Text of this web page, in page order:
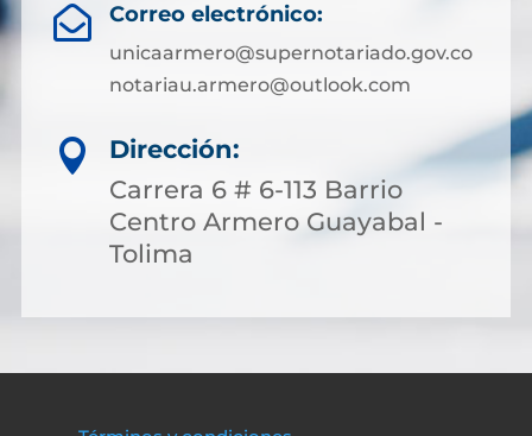
 Correo electrónico:
unicaarmero@supernotariado.gov.co
notariau.armero@outlook.com

Dirección:
Carrera 6 # 6-113 Barrio
Centro Armero Guayabal -
Tolima